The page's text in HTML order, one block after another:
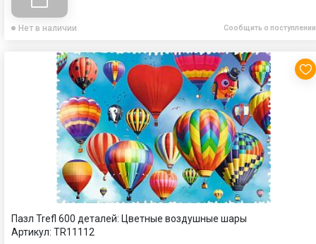
Нет в наличии Сообщить о поступлении
Пазл Trefl 600 деталей: Цветные воздушные шары
Артикул: TR11112